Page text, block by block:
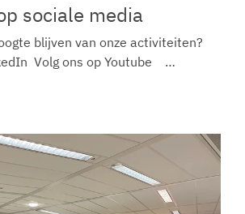
sociale media
blijven van onze activiteiten?
Volg ons op Youtube …